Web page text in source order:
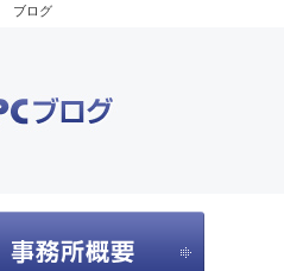
ブログ